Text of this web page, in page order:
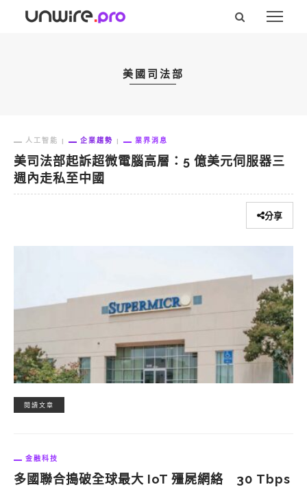
美國司法部
人工智能 企業趨勢 業界消息
美司法部起訴超微電腦高層：5 億美元伺服器三
週內走私至中國
分享
閱讀文章
金融科技
多國聯合搗破全球最大 IoT 殭屍網絡 30 Tbps